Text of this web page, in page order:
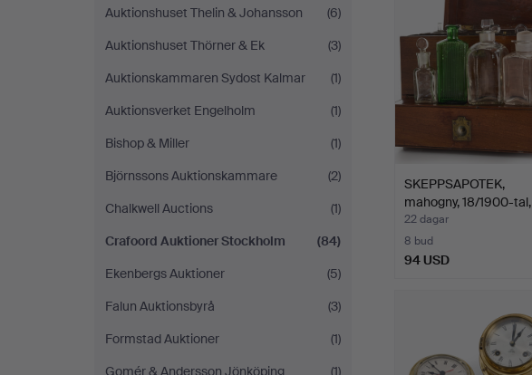
Auktionshuset Thelin & Johansson
(6)
Auktionshuset Thörner & Ek
(3)
Auktionskammaren Sydost Kalmar
(1)
Auktionsverket Engelholm
(1)
Bishop & Miller
(1)
Björnssons Auktionskammare
(2)
Chalkwell Auctions
(1)
Crafoord Auktioner Stockholm
(84)
Ekenbergs Auktioner
(5)
Falun Auktionsbyrå
(3)
Formstad Auktioner
(1)
Gomér & Andersson Jönköping
(1)
SKEPPSAPOTEK,
mahogny, 18/1900-tal,
sannol…
22 dagar
8 bud
94 USD